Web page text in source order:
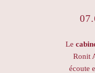
Le
Ronit
écoute